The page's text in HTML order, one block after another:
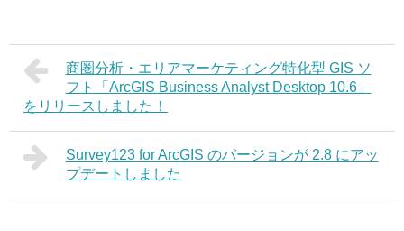
商圏分析・エリアマーケティング特化型 GIS ソ
フト「ArcGIS Business Analyst Desktop 10.6」
をリリースしました！
Survey123 for ArcGIS のバージョンが 2.8 にアッ
プデートしました